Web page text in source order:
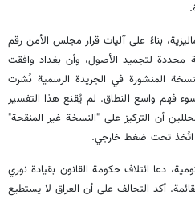
بناءً على آليات قرار مجلس الأمن رقم
محددة لتجميد الأصول، وأن بغداد وافقت
المنشورة في الجريدة الرسمية نُشرت
فهم واسع النطاق. لم يُقنع هذا التفسير
أن التركيز على "النسخة غير المنقحة"
اتُخذ تحت ضغط خارجي.
دعا ائتلاف حكومة القانون بقيادة نوري
أكد التحالف على أن العراق لا يستطيع